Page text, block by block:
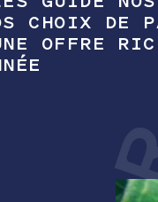
CHOIX DE
OFFRE